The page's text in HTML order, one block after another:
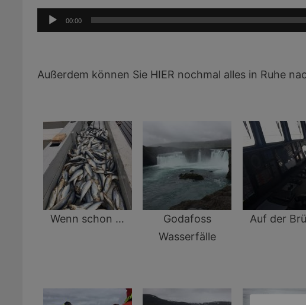
Audio-
Player
00:00
Außerdem können Sie HIER nochmal alles in Ruhe
Wenn schon …
Godafoss
Wasserfälle
Auf der